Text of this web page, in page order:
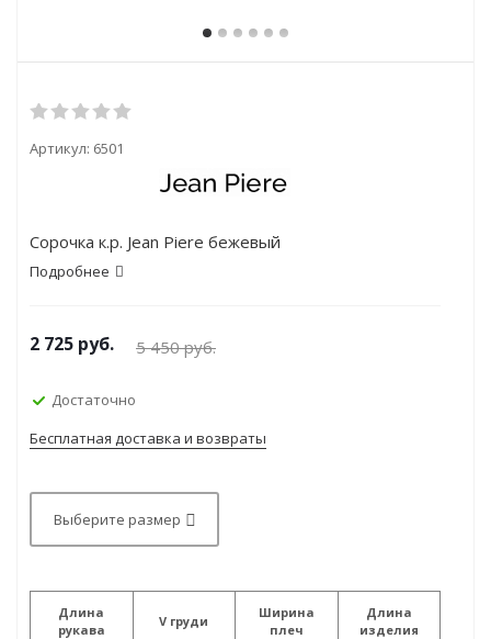
Артикул: 6501
Сорочка к.р. Jean Piere бежевый
Подробнее
5 450руб.
2 725 руб.
Достаточно
Бесплатная доставка и возвраты
Выберите размер
Длина
рукава
V груди
Ширина
плеч
Длина
изделия